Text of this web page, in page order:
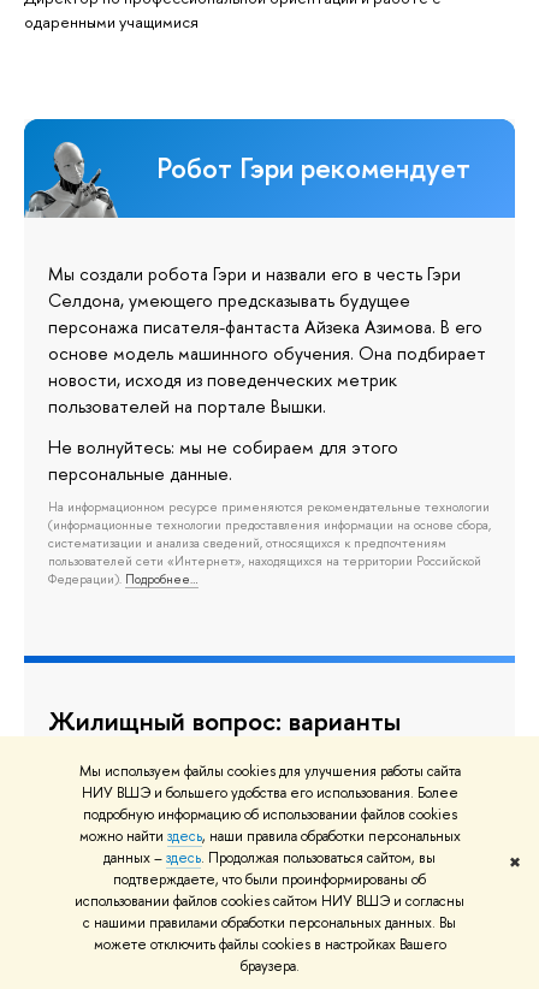
Мы используем файлы cookies для улучшения работы сайта
НИУ ВШЭ и большего удобства его использования. Более
подробную информацию об использовании файлов cookies
можно найти здесь, наши правила обработки персональных
данных –здесь. Продолжая пользоваться сайтом, вы
подтверждаете, что были проинформированы об
использовании файлов cookies сайтом НИУ ВШЭ и согласны
с нашими правилами обработки персональных данных. Вы
можете отключить файлы cookies в настройках Вашего
браузера.
✖
одаренными учащимися
Робот Гэри рекомендует
Мы создали робота Гэри и назвали его в честь Гэри
Селдона, умеющего предсказывать будущее
персонажа писателя-фантаста Айзека Азимова. В его
основе модель машинного обучения. Она подбирает
новости, исходя из поведенческих метрик
пользователей на портале Вышки.
Не волнуйтесь: мы не собираем для этого
персональные данные.
На информационном ресурсе применяются рекомендательные технологии
(информационные технологии предоставления информации на основе сбора,
систематизации и анализа сведений, относящихся к предпочтениям
пользователей сети «Интернет», находящихся на территории Российской
Федерации). Подробнее…
Жилищный вопрос: варианты
размещения студентов НИУ ВШЭ
в Москве
В Высшую школу экономики ежегодно
поступают жители разных городов России и
других стран. Определенные категории
обучающихся могут претендовать на место в
общежитии, а для остальных предусмотрены